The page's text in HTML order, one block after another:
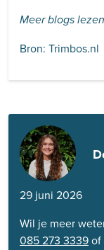
Meer blogs
Bron: Trimbos.nl
29 juni 2026
Wil je meer
085 273 3339of